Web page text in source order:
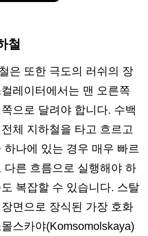
철
은 또한 극도의 러쉬의 장
레이터에서는 맨 오른쪽
으로 달려야 합니다. 수백
체 지하철을 타고 흐르고
하나에 있는 경우 매우 빠르
다른 흐름으로 실행해야 하
복잡할 수 있습니다. 스탈
면으로 장식된 가장 호화
스카야(Komsomol­skaya)